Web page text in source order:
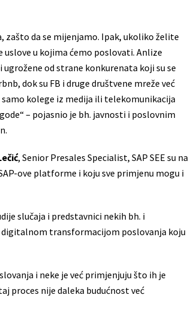
zašto da se mijenjamo. Ipak, ukoliko želite
uslove u kojima ćemo poslovati. Anlize
od strane konkurenata koji su se
dok su FB i druge društvene mreže već
kolege iz medija ili telekomunikacija
– pojasnio je bh. javnosti i poslovnim
, Senior Presales Specialist, SAP SEE su na
ove platforme i koju sve primjenu mogu i
slučaja i predstavnici nekih bh. i
transformacijom poslovanja koju
i neke je već primjenjuju što ih je
proces nije daleka budućnost već